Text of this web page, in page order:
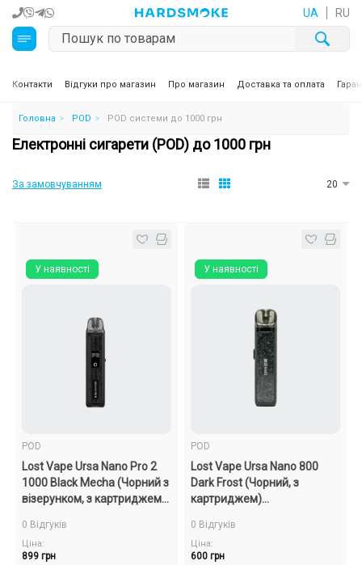
UA RU
Кальяни
Тютюн для кальяну та кальянні суміші
Аксесуари для кальяну
Електронні сигарети (POD)
Рідини для електронних сигарет
Подарункові набори
Знижки та опт
Контакти Відгуки про магазин Про магазин Доставка та оплата
Головна POD POD системи до 1000 грн
Електронні сигарети (POD) до 1000 грн
За замовчуванням 20
У наявності
POD
Lost Vape Ursa Nano Pro 2
1000 Black Mecha (Чорний з
візерунком, з картриджем)
0 Відгуків
Ціна:
899 грн
У наявності
POD
Lost Vape Ursa Nano 800
Dark Frost (Чорний, з
картриджем)
0 Відгуків
Ціна:
600 грн